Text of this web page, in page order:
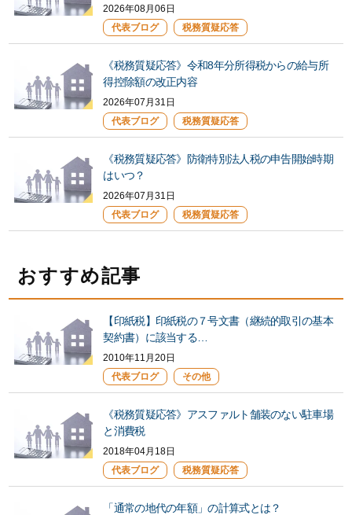
2026年08月06日
代表ブログ
税務質疑応答
《税務質疑応答》令和8年分所得税からの給与所
得控除額の改正内容
2026年07月31日
代表ブログ
税務質疑応答
《税務質疑応答》防衛特別法人税の申告開始時期
はいつ？
2026年07月31日
代表ブログ
税務質疑応答
おすすめ記事
【印紙税】印紙税の７号文書（継続的取引の基本
契約書）に該当する…
2010年11月20日
代表ブログ
その他
《税務質疑応答》アスファルト舗装のない駐車場
と消費税
2018年04月18日
代表ブログ
税務質疑応答
「通常の地代の年額」の計算式とは？